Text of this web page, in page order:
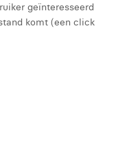
geïnteresseerd
komt (een click